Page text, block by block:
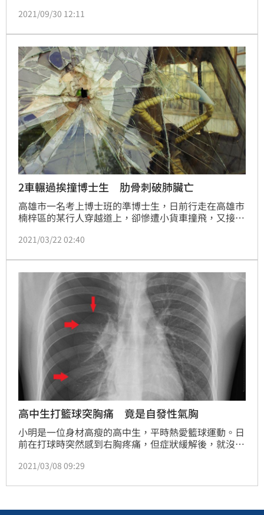
受幹細胞移植，肺臟出現嚴重排斥，導致功能嚴重受
師部分，他們皆坦言，肺臟移植難度是較高的，因為要
有一顆健康肺出現就不容易，即便有捐贈者出現，能不
能用還是一大問題。
2021/09/30 12:11
2車輾過挨撞博士生 肋骨刺破肺臟亡
高雄市一名考上博士班的準博士生，日前行走在高雄市
楠梓區的某行人穿越道上，卻慘遭小貨車撞飛，又接連
斷併上脊髓損傷傷重不治死亡；台灣高等法院高分院審
年2月有期徒刑，不可緩刑，全案可上訴。
2021/03/22 02:40
高中生打籃球突胸痛 竟是自發性氣胸
小明是一位身材高瘦的高中生，平時熱愛籃球運動。日
前在打球時突然感到右胸疼痛，但症狀緩解後，就沒有
喘且呼吸困難，被送到附近小型醫院後，被診斷為氣
示，好險小明有即時就醫，否則可能會進一步引發休
2021/03/08 09:29